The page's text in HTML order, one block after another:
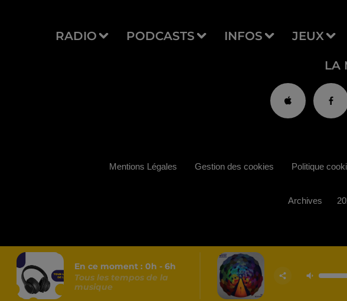
RADIO PODCASTS INFOS JEUX
LA
En ce moment : 0h - 6h
Tous les tempos de la
musique
Mentions Légales Gestion des cookies Politique
Archives